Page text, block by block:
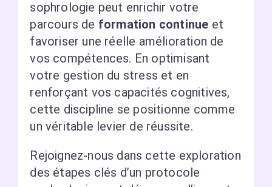
sophrologie peut enrichir votre
parcours de formation continue et
favoriser une réelle amélioration de
vos compétences. En optimisant
votre gestion du stress et en
renforçant vos capacités cognitives,
cette discipline se positionne comme
un véritable levier de réussite.
Rejoignez-nous dans cette exploration
des étapes clés d’un protocole